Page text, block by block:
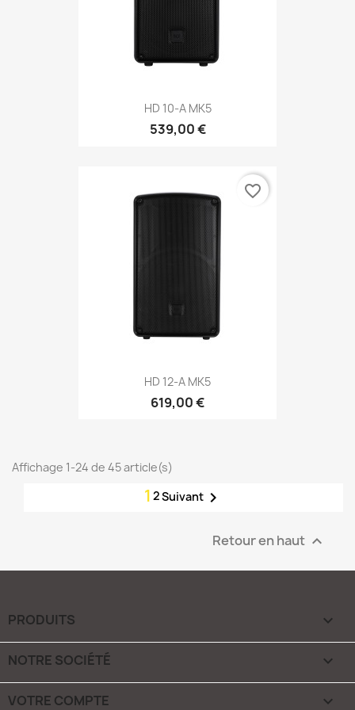
HD 10-A MK5
539,00 €
HD 12-A MK5
619,00 €
favorite_border
Affichage 1-24 de 45 article(s)
1 2Suivant 
Retour en haut 
PRODUITS 
NOTRE SOCIÉTÉ 
VOTRE COMPTE 